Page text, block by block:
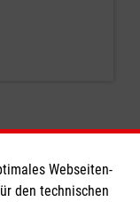
Webseiten-
den technischen